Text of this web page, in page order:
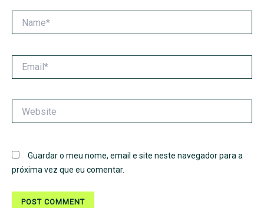
Guardar o meu nome, email e site neste navegador para a
próxima vez que eu comentar.